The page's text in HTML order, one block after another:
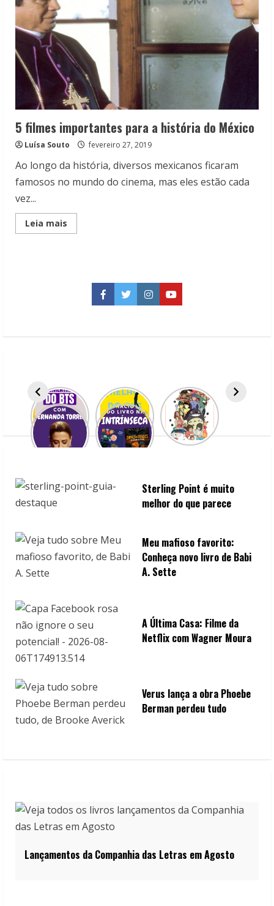
5 filmes importantes para a história do México
Luísa Souto fevereiro 27, 2019
Ao longo da história, diversos mexicanos ficaram
famosos no mundo do cinema, mas eles estão cada
vez...
Leia mais
more
história
México
Facebook
TwitterInstagramYouTube
Sterling Point é muito
melhor do que parece
Meu mafioso favorito:
Conheça novo livro de Babi
A. Sette
A Última Casa: Filme da
Netflix com Wagner Moura
Verus lança a obra Phoebe
Berman perdeu tudo
Lançamentos da Companhia das Letras em Agosto